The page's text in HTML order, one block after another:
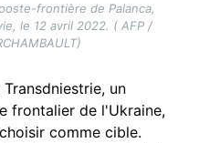
frontière de Palanca,
le 12 avril 2022. ( AFP /
un
frontalier de l'Ukraine,
comme cible.